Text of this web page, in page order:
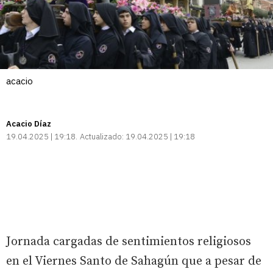
acacio
Acacio Díaz
19.04.2025 | 19:18 Actualizado: 19.04.2025 | 19:18
Jornada cargadas de sentimientos religiosos
en el Viernes Santo de Sahagún que a pesar de